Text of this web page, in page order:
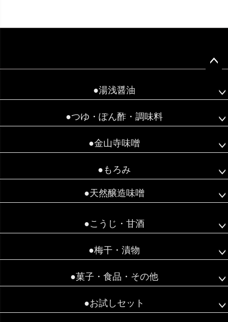
●湯浅醤油
●つゆ・ぽん酢・調味料
●金山寺味噌
●もろみ
●天然醸造味噌
●こうじ・甘酒
●梅干・漬物
●菓子・食品・その他
●お試しセット